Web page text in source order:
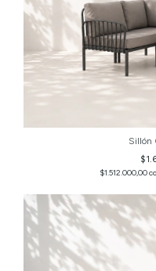
Sillón
$1.512.000,00